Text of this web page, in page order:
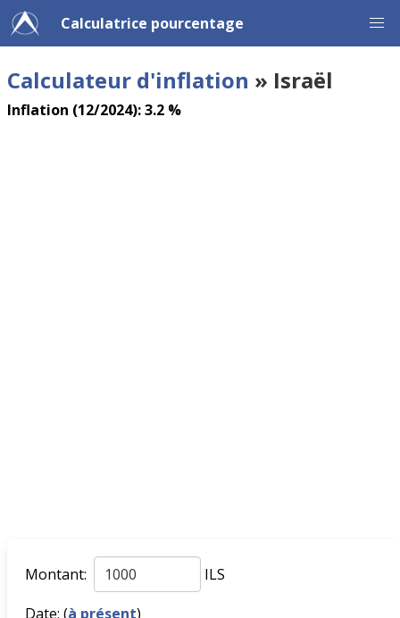
Calculatrice pourcentage
Calculateur d'inflation » Israël
Inflation (12/2024): 3.2 %
Montant:
ILS
Date: (à présent)